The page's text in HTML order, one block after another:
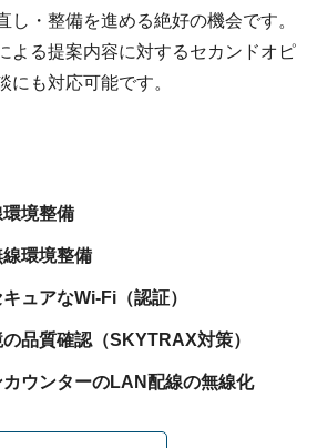
し・整備を進める絶好の機会です。
よる提案内容に対するセカンドオピ
にも対応可能です。
環境整備
環境整備
ュアなWi-Fi（認証）
品質確認（SKYTRAX対策）
ウンターのLAN配線の無線化